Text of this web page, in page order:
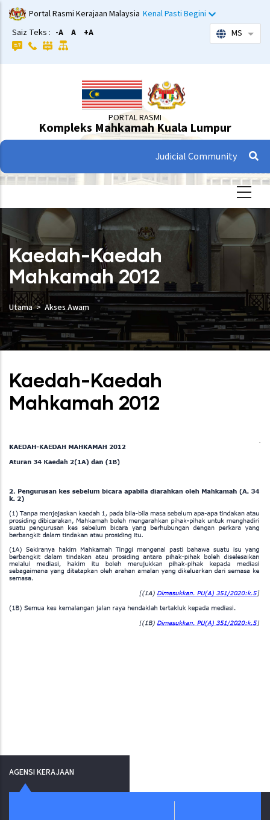
Langkau
ke
kandungan
utama
Portal Rasmi Kerajaan Malaysia Kenal Pasti Begini
Saiz Teks : -A A +A MS
PORTAL RASMI
Kompleks Mahkamah Kuala Lumpur
Judicial Community
Kaedah-Kaedah
Mahkamah 2012
Utama Akses Awam
Kaedah-Kaedah
Mahkamah 2012
AGENSI KERAJAAN